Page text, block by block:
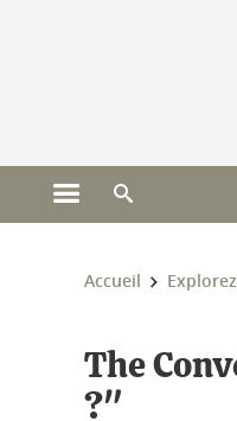
Ouvrir le menu principal
Vous êtes ici :
Accueil
The
?"